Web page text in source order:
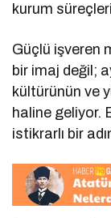
kurum
Güçlü işveren
bir imaj değil;
kültürünün ve
haline geliyor.
istikrarlı bir